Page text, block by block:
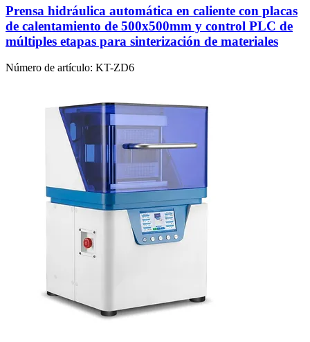
Prensa hidráulica automática en caliente con placas
de calentamiento de 500x500mm y control PLC de
múltiples etapas para sinterización de materiales
Número de artículo: KT-ZD6